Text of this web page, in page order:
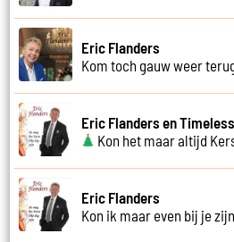
Eric Flanders
Kom toch gauw weer
Eric Flanders en Timeless
Kon het maar altijd
Eric Flanders
Kon ik maar even bij je zijn